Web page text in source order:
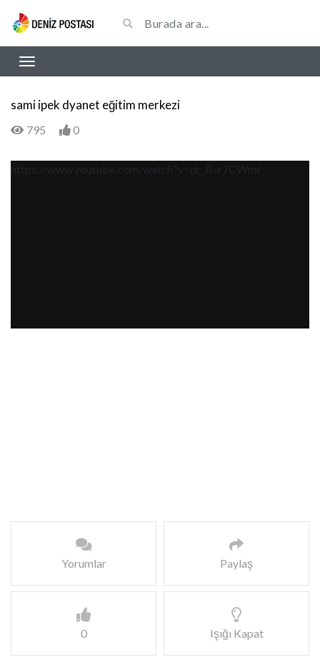
sami ipek dyanet eğitim merkezi
795 0
https://www.youtube.com/watch?v=dr_Bsr7CWmI
Yorumlar Paylaş
0 Işığı Kapat